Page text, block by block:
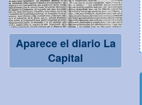
Aparece el diario La
Capital